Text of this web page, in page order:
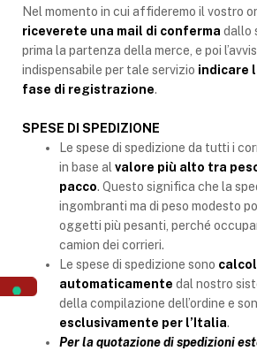
Nel momento in cui affideremo il vostro
riceverete una mail di conferma dallo
prima la partenza della merce, e poi
indispensabile per tale servizio indicare
fase di registrazione.
SPESE DI SPEDIZIONE
Le spese di spedizione da tutti i
in base al valore più alto tra
pacco. Questo significa che la
ingombranti ma di peso modesto
oggetti più pesanti, perché
camion dei corrieri.
Le spese di spedizione sono
automaticamente dal nostro
della compilazione dell’ordine e
esclusivamente per l’Italia.
Per la quotazione di spedizioni